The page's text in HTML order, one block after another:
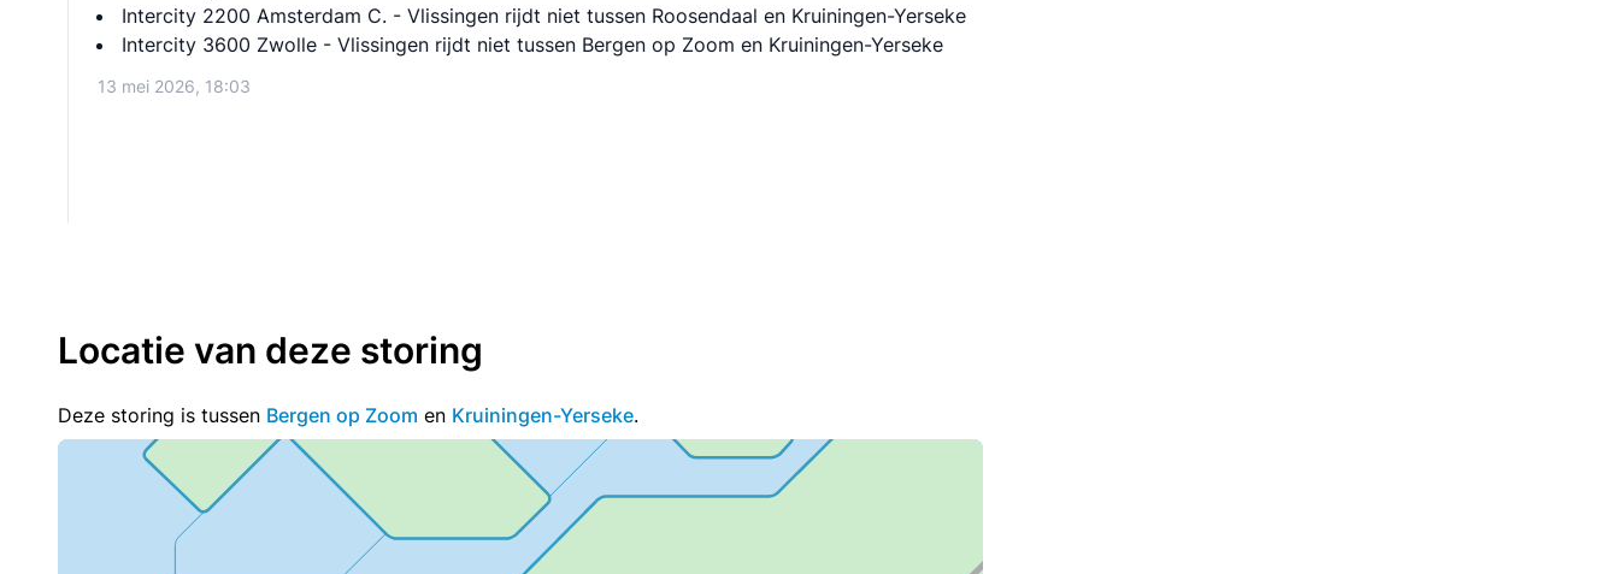
Intercity 2200 Amsterdam C. - Vlissingen rijdt niet tussen Roosendaal en Kruiningen-Yerseke
Intercity 3600 Zwolle - Vlissingen rijdt niet tussen Bergen op Zoom en Kruiningen-Yerseke
13 mei 2026, 18:03
Locatie van deze storing
Deze storing is tussen Bergen op Zoom en Kruiningen-Yerseke.